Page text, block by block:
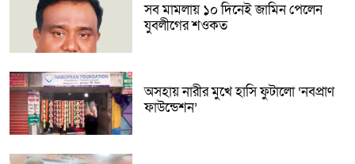
সব মামলায় ১০ দিনেই জামিন পেলেন
যুবলীগের শওকত
অসহায় নারীর মুখে হাসি ফুটালো ‘নবপ্রাণ
ফাউন্ডেশন’